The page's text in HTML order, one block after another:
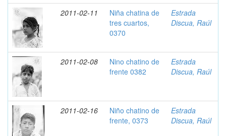
2011-02-11
Niña chatina de
tres cuartos,
0370
Estrada
Discua, Raúl
2011-02-08
Nino chatino de
frente 0382
Estrada
Discua, Raúl
2011-02-16
Niño chatino de
frente, 0373
Estrada
Discua, Raúl